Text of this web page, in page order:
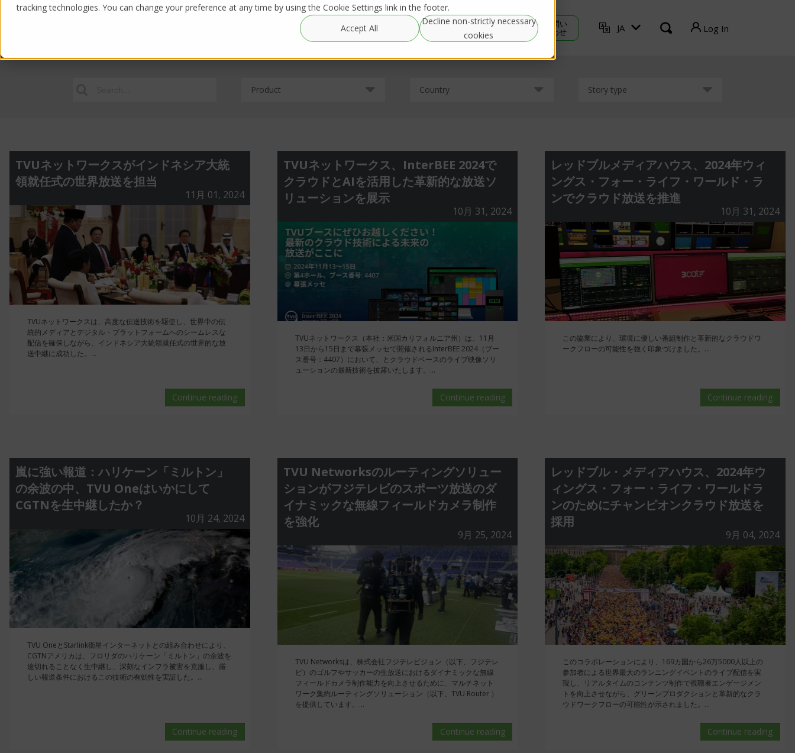
tracking technologies. You can change your preference at any time by using the Cookie Settings link in the footer.
Accept All
Decline non-strictly necessary
cookies
Resources IRL Streaming グローバルレンタル-
Global Rentals
お 問い
合わせ JA Log In
Product Country Story type
TVUネットワークスがインドネシア大統
領就任式の世界放送を担当
11月 01, 2024
TVUネットワークスは、高度な伝送技術を駆使し、世界中の伝
統的メディアとデジタル・プラットフォームへのシームレスな
配信を確保しながら、インドネシア大統領就任式の世界的な放
送中継に成功した。...
Continue reading
TVUネットワークス、InterBEE 2024で
クラウドとAIを活用した革新的な放送ソ
リューションを展示
10月 31, 2024
TVUネットワークス（本社：米国カリフォルニア州）は、11月
13日から15日まで幕張メッセで開催されるInterBEE 2024（ブー
ス番号：4407）において、とクラウドベースのライブ映像ソリ
ューションの最新技術を披露いたします。...
Continue reading
レッドブルメディアハウス、2024年ウィ
ングス・フォー・ライフ・ワールド・ラ
ンでクラウド放送を推進
10月 31, 2024
この協業により、環境に優しい番組制作と革新的なクラウドワ
ークフローの可能性を強く印象づけました。...
Continue reading
嵐に強い報道：ハリケーン「ミルトン」
の余波の中、TVU Oneはいかにして
CGTNを生中継したか？
10月 24, 2024
TVU OneとStarlink衛星インターネットとの組み合わせにより、
CGTNアメリカは、フロリダのハリケーン「ミルトン」の余波を
途切れることなく生中継し、深刻なインフラ被害を克服し、厳
しい報道条件におけるこの技術の有効性を実証した。...
Continue reading
TVU Networksのルーティングソリュー
ションがフジテレビのスポーツ放送のダ
イナミックな無線フィールドカメラ制作
を強化
9月 25, 2024
TVU Networksは、株式会社フジテレビジョン（以下、フジテレ
ビ）のゴルフやサッカーの生放送におけるダイナミックな無線
フィールドカメラ制作能力を向上させるために、マルチネット
ワーク集約ルーティングソリューション（以下、TVU Router ）
を提供しています。...
Continue reading
レッドブル・メディアハウス、2024年ウ
ィングス・フォー・ライフ・ワールドラ
ンのためにチャンピオンクラウド放送を
採用
9月 04, 2024
このコラボレーションにより、169カ国から26万5000人以上の
参加者による世界最大のランニングイベントのライブ配信を実
現し、リアルタイムのコンテンツ制作で視聴者エンゲージメン
トを向上させながら、グリーンプロダクションと革新的なクラ
ウドワークフローの可能性が示されました。...
Continue reading